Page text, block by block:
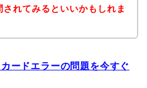
されてみるといいかもしれま
ードエラーの問題を今すぐ